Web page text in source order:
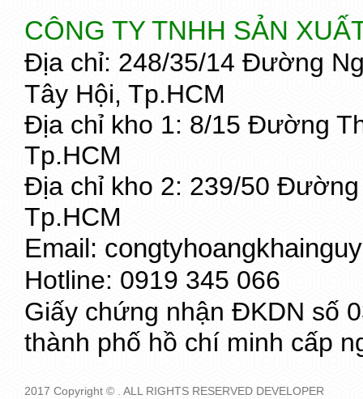
CÔNG TY TNHH SẢN
Địa chỉ: 248/35/14 Đường
Tây Hội, Tp.HCM
Địa chỉ kho 1: 8/15 Đường
Tp.HCM
Địa chỉ kho 2: 239/50
Tp.HCM
Email:
Hotline: 0919 345 066
Giấy chứng nhận ĐKDN số
thành phố hồ chí minh cấp
2017 Copyright © . ALL RIGHTS RESERVED DEVELOPER